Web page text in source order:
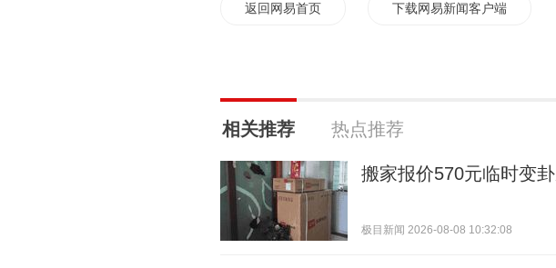
返回网易首页 下载网易新闻客户端
相关推荐 热点推荐
搬家报价570元临时变
极目新闻 2026-08-08 10:32:08